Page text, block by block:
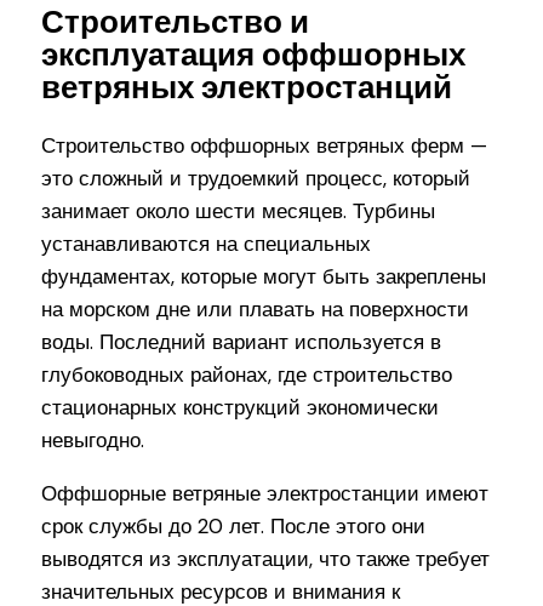
Строительство и
эксплуатация оффшорных
ветряных электростанций
Строительство оффшорных ветряных ферм —
это сложный и трудоемкий процесс, который
занимает около шести месяцев. Турбины
устанавливаются на специальных
фундаментах, которые могут быть закреплены
на морском дне или плавать на поверхности
воды. Последний вариант используется в
глубоководных районах, где строительство
стационарных конструкций экономически
невыгодно.
Оффшорные ветряные электростанции имеют
срок службы до 20 лет. После этого они
выводятся из эксплуатации, что также требует
значительных ресурсов и внимания к